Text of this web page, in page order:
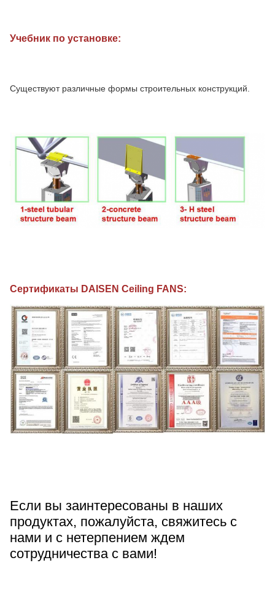
Учебник по установке:
Существуют различные формы строительных конструкций.
Сертификаты DAISEN Ceiling FANS:
Если вы заинтересованы в наших
продуктах, пожалуйста, свяжитесь с
нами и с нетерпением ждем
сотрудничества с вами!